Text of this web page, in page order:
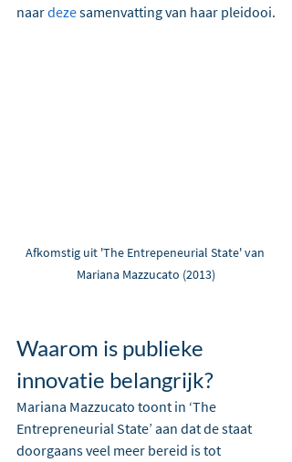
naar deze samenvatting van haar pleidooi.
Afkomstig uit 'The Entrepeneurial State' van
Mariana Mazzucato (2013)
Waarom is publieke
innovatie belangrijk?
Mariana Mazzucato toont in ‘The
Entrepreneurial State’ aan dat de staat
doorgaans veel meer bereid is tot